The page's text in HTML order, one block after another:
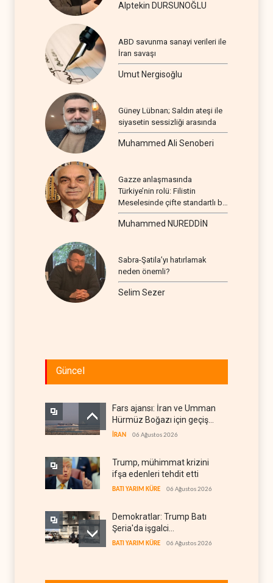
Alptekin DURSUNOĞLU
ABD savunma sanayi verileri ile
İran savaşı
Umut Nergisoğlu
Güney Lübnan; Saldırı ateşi ile
siyasetin sessizliği arasında
Muhammed Ali Senoberi
Gazze anlaşmasında
Türkiye’nin rolü: Filistin
Meselesinde çifte standartlı bir
seyir
Muhammed NUREDDİN
Sabra-Şatila’yı hatırlamak
neden önemli?
Selim Sezer
Güncel
Fars ajansı: İran ve Umman
Hürmüz Boğazı için geçiş
koridorlarında anlaştı
İRAN 06 Ağustos 2026
Trump, mühimmat krizini
ifşa edenleri tehdit etti
BATI YARIM KÜRE 06 Ağustos 2026
Demokratlar: Trump Batı
Şeria'da işgalci
yerleşimcilere cezasızlık
BATI YARIM KÜRE 06 Ağustos 2026